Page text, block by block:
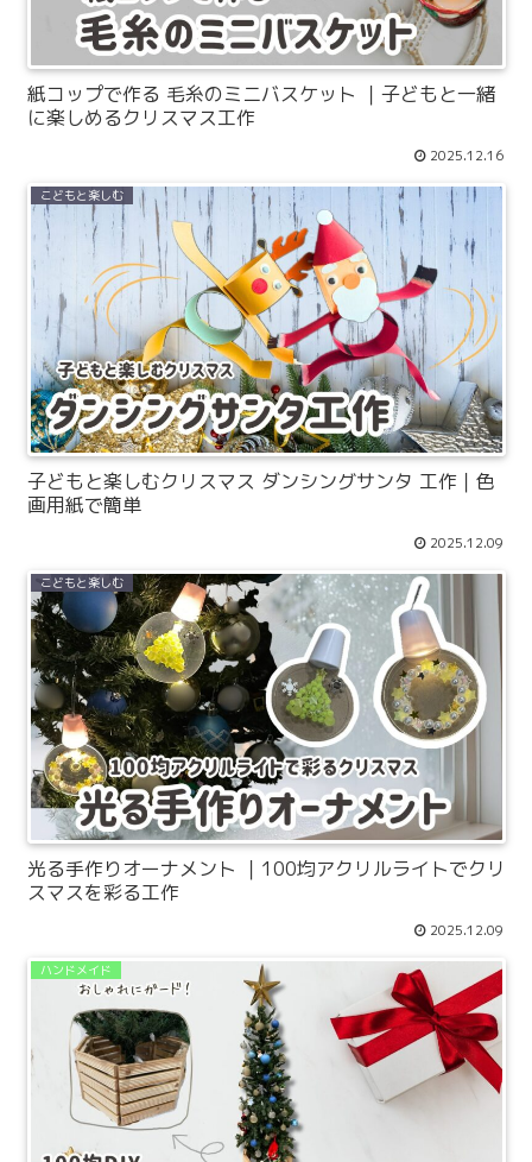
紙コップで作る 毛糸のミニバスケット ｜子どもと一緒
に楽しめるクリスマス工作
2025.12.16
こどもと楽しむ
子どもと楽しむクリスマス ダンシングサンタ 工作｜色
画用紙で簡単
2025.12.09
こどもと楽しむ
光る手作りオーナメント ｜100均アクリルライトでクリ
スマスを彩る工作
2025.12.09
ハンドメイド